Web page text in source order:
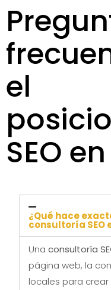
el
SEO
¿Qué hace
consultoría SEO
Unaconsultoría
página web, la
locales para